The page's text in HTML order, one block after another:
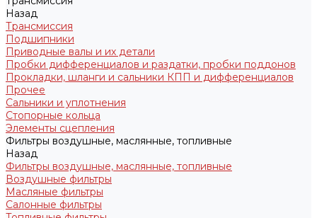
Назад
Трансмиссия
Подшипники
Приводные валы и их детали
Пробки дифференциалов и раздатки, пробки поддонов
Прокладки, шланги и сальники КПП и дифференциалов
Прочее
Сальники и уплотнения
Стопорные кольца
Элементы сцепления
Фильтры воздушные, маслянные, топливные
Назад
Фильтры воздушные, маслянные, топливные
Воздушные фильтры
Масляные фильтры
Салонные фильтры